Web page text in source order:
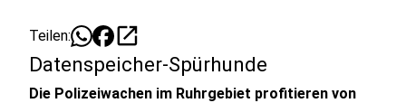
Teilen: open_in_new
Datenspeicher-Spürhunde
Die Polizeiwachen im Ruhrgebiet profitieren von